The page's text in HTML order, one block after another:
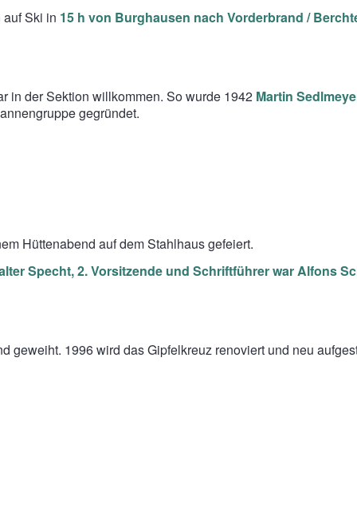
Ski in 15 h von Burghausen nach Vorderbrand /
in der Sektion willkommen. So wurde 1942 Martin
gegründet.
Hüttenabend auf dem Stahlhaus gefeiert.
Specht, 2. Vorsitzende und Schriftführer war Alfons
geweiht. 1996 wird das Gipfelkreuz renoviert und neu